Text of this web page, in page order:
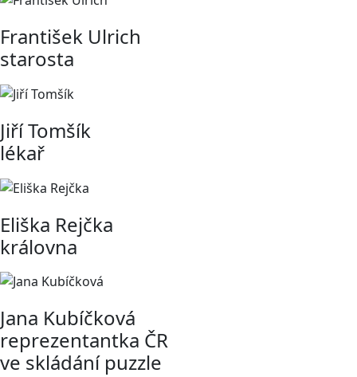
František Ulrich
starosta
Jiří Tomšík
lékař
Eliška Rejčka
královna
Jana Kubíčková
reprezentantka ČR
ve skládání puzzle